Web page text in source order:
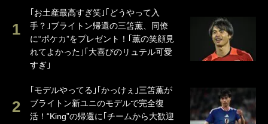
｢お土産最高すぎ笑｣｢どうやって入
手？｣ブライトン帰還の三笘薫、同僚
に“ポケカ”をプレゼント！｢薫の笑顔見
れてよかった｣｢大喜びのリュテル可愛
すぎ｣
｢モデルやってる｣｢かっけぇ｣三笘薫が
ブライトン新ユニのモデルで完全復
活！“King”の帰還に｢チームから大歓迎